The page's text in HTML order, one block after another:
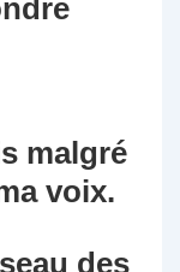
malgré
voix.
des